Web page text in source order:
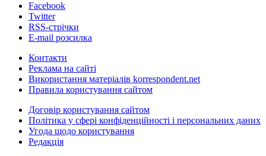
Facebook
Twitter
RSS-стрічки
E-mail розсилка
Контакти
Реклама на сайті
Використання матеріалів korrespondent.net
Правила користування сайтом
Договір користування сайтом
Політика у сфері конфіденційності і персональних даних
Угода щодо користування
Редакція